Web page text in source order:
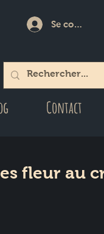
Se connecter
Contact
fleur au